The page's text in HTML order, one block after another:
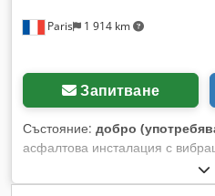
Paris 1 914 km
Запитване
Състояние: добро
асфалтова инсталация с
кофовидни елеватори...
Ajy Hf Dusdxskr